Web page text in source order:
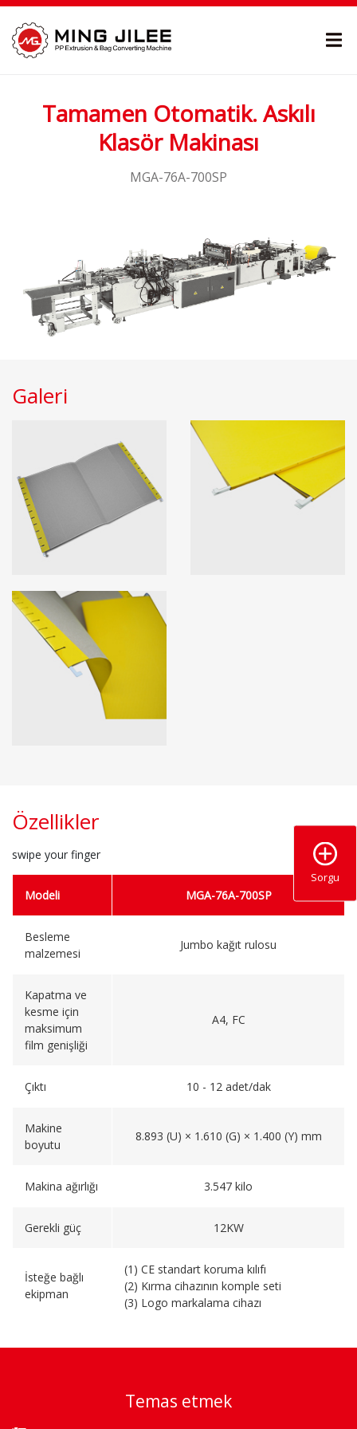
Tamamen Otomatik. Askılı
Klasör Makinası
MGA-76A-700SP
Sorgu
Galeri
Özellikler
swipe your finger
Modeli MGA-76A-700SP
Besleme
malzemesi
Jumbo kağıt rulosu
Kapatma ve
kesme için
maksimum
film genişliği
A4, FC
Çıktı 10 - 12 adet/dak
Makine
boyutu
8.893 (U) × 1.610 (G) × 1.400 (Y) mm
Makina ağırlığı 3.547 kilo
Gerekli güç 12KW
İsteğe bağlı
ekipman
(1) CE standart koruma kılıfı
(2) Kırma cihazının komple seti
(3) Logo markalama cihazı
Temas etmek